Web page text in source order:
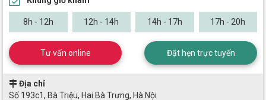
8h - 12h 12h - 14h 14h - 17h 17h - 20h
Tư vấn online Đặt hẹn trực tuyến
Địa chỉ
Số 193c1, Bà Triệu, Hai Bà Trưng, Hà Nội